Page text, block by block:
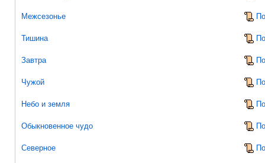
Межсезонье
Тишина
Завтра
Чужой
Небо и земля
Обыкновенное чудо
Северное